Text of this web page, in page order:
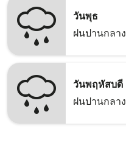
วันพุธ
ฝนปานกลาง
วันพฤหัสบดี
ฝนปานกลาง